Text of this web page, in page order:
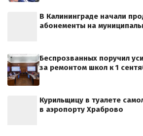
В Калининграде начали
абонементы на
Беспрозванных поручил
за ремонтом школ к 1
Курильщицу в туалете
в аэропорту Храброво